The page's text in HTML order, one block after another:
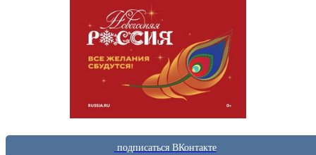
подписаться ВКонтакте